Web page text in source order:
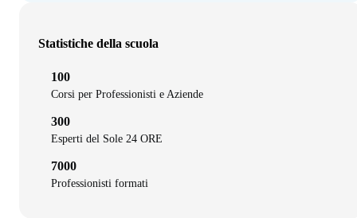
Statistiche della scuola
100
Corsi per Professionisti e Aziende
300
Esperti del Sole 24 ORE
7000
Professionisti formati